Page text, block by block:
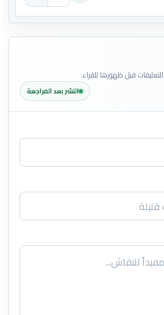
قبل ظهورها للقراء.
النشر بعد المراجعة